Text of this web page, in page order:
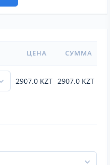
ЦЕНА СУММА
2907.0 KZT 2907.0 KZT